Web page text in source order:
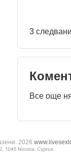
3
Все още
2026